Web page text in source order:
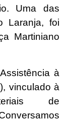
Uma das
Laranja, foi
Martiniano
à
vinculado à
de